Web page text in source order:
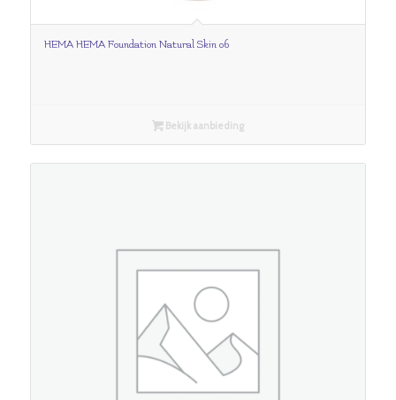
HEMA HEMA Foundation Natural Skin 06
Bekijk aanbieding